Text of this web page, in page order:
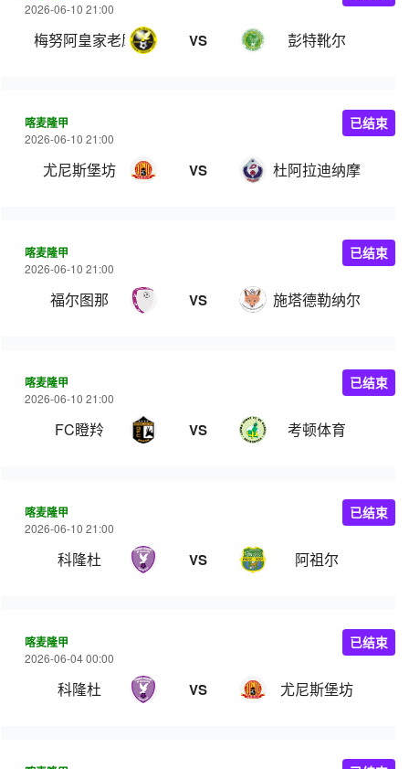
2026-06-10 21:00
梅努阿皇家老鹰 VS 彭特靴尔
喀麦隆甲
2026-06-10 21:00
尤尼斯堡坊 VS 杜阿拉迪纳摩
已结束
喀麦隆甲
2026-06-10 21:00
福尔图那 VS 施塔德勒纳尔
已结束
喀麦隆甲
2026-06-10 21:00
FC瞪羚 VS 考顿体育
已结束
喀麦隆甲
2026-06-10 21:00
科隆杜 VS 阿祖尔
已结束
喀麦隆甲
2026-06-04 00:00
科隆杜 VS 尤尼斯堡坊
已结束